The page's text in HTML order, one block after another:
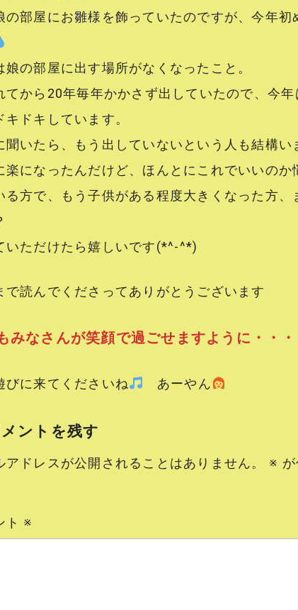
の部屋にお雛様を飾っていたのですが、今年初
娘の部屋に出す場所がなくなったこと。
てから20年毎年かかさず出していたので、今
キドキしています。
聞いたら、もう出していないという人も結構い
楽になったんだけど、ほんとにこれでいいのか
る方で、もう子供がある程度大きくなった方、
いただけたら嬉しいです(*^-^*)
で読んでくださってありがとうございます
みなさんが笑顔で過ごせますように・・・
びに来てくださいね あーやん
ントを残す
アドレスが公開されることはありません。 ※
ト ※